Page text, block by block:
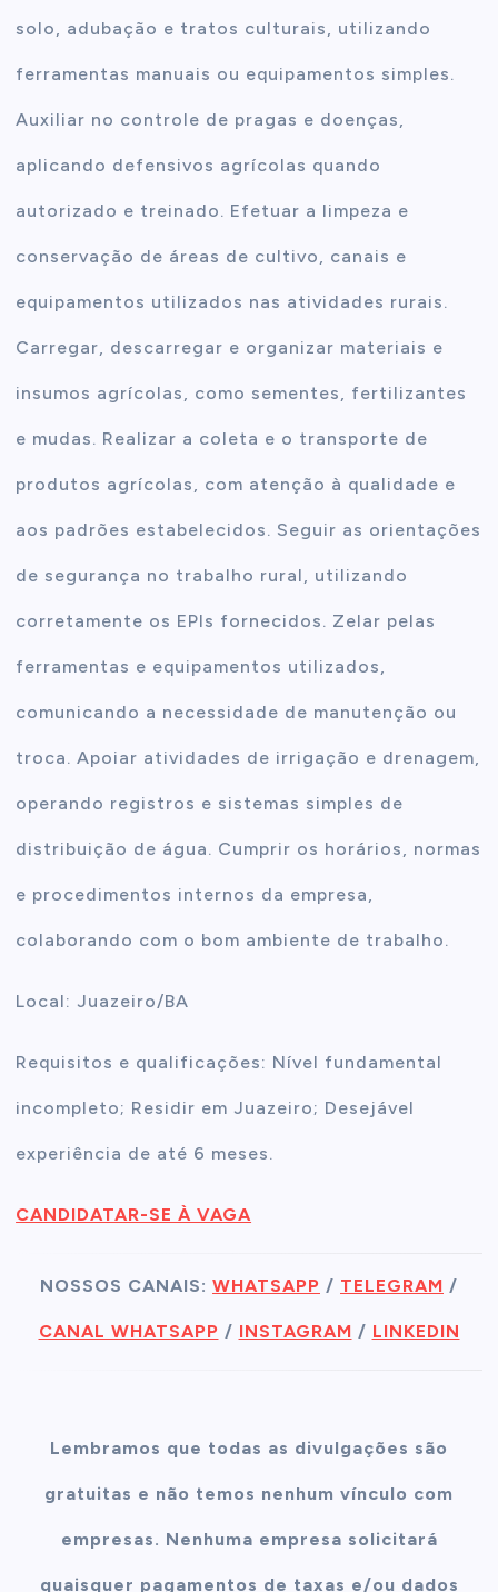
solo, adubação e tratos culturais, utilizando
ferramentas manuais ou equipamentos simples.
Auxiliar no controle de pragas e doenças,
aplicando defensivos agrícolas quando
autorizado e treinado. Efetuar a limpeza e
conservação de áreas de cultivo, canais e
equipamentos utilizados nas atividades rurais.
Carregar, descarregar e organizar materiais e
insumos agrícolas, como sementes, fertilizantes
e mudas. Realizar a coleta e o transporte de
produtos agrícolas, com atenção à qualidade e
aos padrões estabelecidos. Seguir as orientações
de segurança no trabalho rural, utilizando
corretamente os EPIs fornecidos. Zelar pelas
ferramentas e equipamentos utilizados,
comunicando a necessidade de manutenção ou
troca. Apoiar atividades de irrigação e drenagem,
operando registros e sistemas simples de
distribuição de água. Cumprir os horários, normas
e procedimentos internos da empresa,
colaborando com o bom ambiente de trabalho.
Local: Juazeiro/BA
Requisitos e qualificações: Nível fundamental
incompleto; Residir em Juazeiro; Desejável
experiência de até 6 meses.
CANDIDATAR-SE À VAGA
NOSSOS CANAIS: WHATSAPP / TELEGRAM /
CANAL WHATSAPP / INSTAGRAM / LINKEDIN
Lembramos que todas as divulgações são
gratuitas e não temos nenhum vínculo com
empresas. Nenhuma empresa solicitará
quaisquer pagamentos de taxas e/ou dados